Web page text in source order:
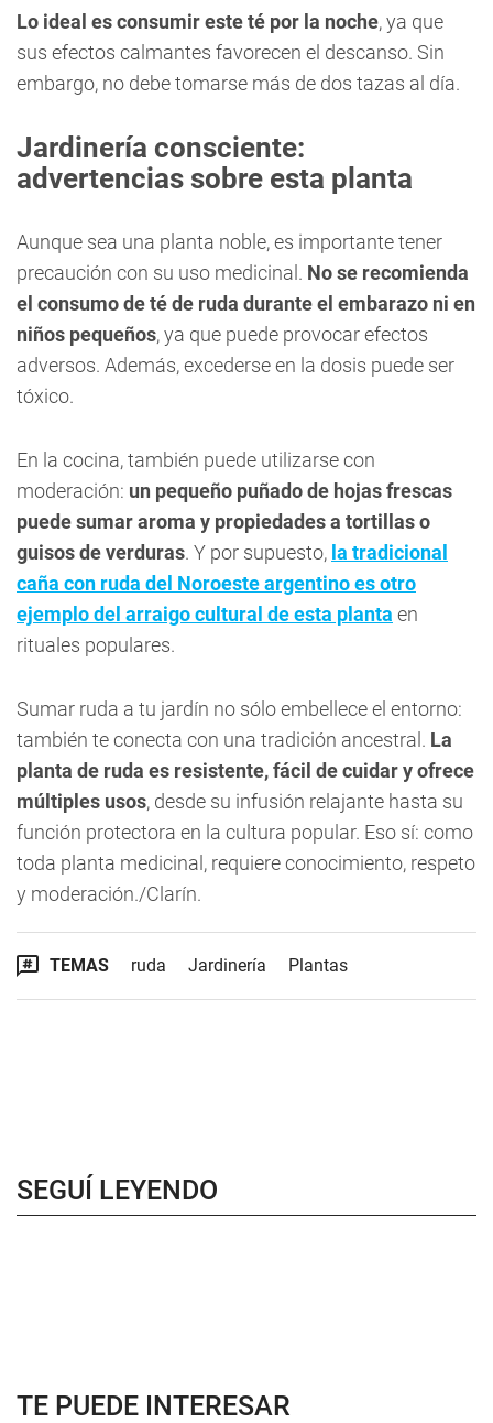
Lo ideal es consumir este té por la noche, ya que
sus efectos calmantes favorecen el descanso. Sin
embargo, no debe tomarse más de dos tazas al día.
Jardinería consciente:
advertencias sobre esta planta
Aunque sea una planta noble, es importante tener
precaución con su uso medicinal. No se recomienda
el consumo de té de ruda durante el embarazo ni en
niños pequeños, ya que puede provocar efectos
adversos. Además, excederse en la dosis puede ser
tóxico.
En la cocina, también puede utilizarse con
moderación: un pequeño puñado de hojas frescas
puede sumar aroma y propiedades a tortillas o
guisos de verduras. Y por supuesto, la tradicional
caña con ruda del Noroeste argentino es otro
ejemplo del arraigo cultural de esta planta en
rituales populares.
Sumar ruda a tu jardín no sólo embellece el entorno:
también te conecta con una tradición ancestral. La
planta de ruda es resistente, fácil de cuidar y ofrece
múltiples usos, desde su infusión relajante hasta su
función protectora en la cultura popular. Eso sí: como
toda planta medicinal, requiere conocimiento, respeto
y moderación./Clarín.
TEMAS ruda Jardinería Plantas
SEGUÍ LEYENDO
TE PUEDE INTERESAR